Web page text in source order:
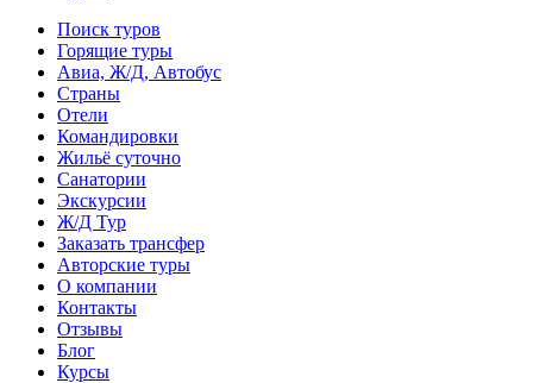
Поиск туров
Горящие туры
Авиа, Ж/Д, Автобус
Страны
Отели
Командировки
Жильё суточно
Санатории
Экскурсии
Ж/Д Тур
Заказать трансфер
Авторские туры
О компании
Контакты
Отзывы
Блог
Курсы